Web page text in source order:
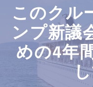
このクル
ンプ新議
めの4年